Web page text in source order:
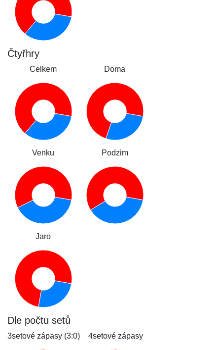
Čtyřhry
Celkem Doma
Venku Podzim
Jaro
Dle počtu setů
3setové zápasy (3:0) 4setové zápasy